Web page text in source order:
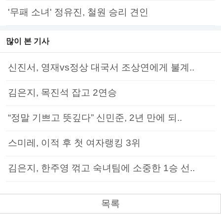
'무패 소녀' 정유진, 철원 승리 견인
많이 본 기사
신진서, 영재vs정상 대국서 조상연에게 불계..
김은지, 목진석 잡고 2연승
“정말 기쁘고 뜻깊다” 신민준, 2년 만에 되..
스미레, 이적 후 첫 여자랭킹 3위
김은지, 한주영 꺾고 숙녀팀에 소중한 1승 선..
목록